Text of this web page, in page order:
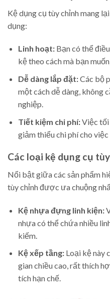
Kệ dụng cụ tùy chỉnh mang
dụng:
Linh hoạt:Bạn có thể
kệ theo cách mà bạn
Dễ dàng lắp đặt:Các bộ
một cách dễ dàng, không
nghiệp.
Tiết kiệm chi phí:Việc tối
giảm thiểu chi phí cho
Các loại kệ dụng cụ
Nổi bật giữa các sản phẩm
tùy chỉnh được ưa chuộng
Kệ nhựa đựng linh kiện:
nhựa có thể chứa nhiều
kiếm.
Kệ xếp tầng:Loại kệ này
gian chiều cao, rất thích
tích hạn chế.